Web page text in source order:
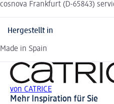
cosnova Frankfurt (D-65843)
Hergestellt in
Made in Spain
von CATRICE
Mehr Inspiration für Sie